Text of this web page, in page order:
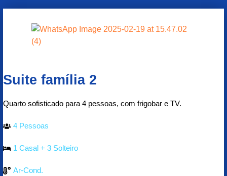
Suite família 2
Quarto sofisticado para 4 pessoas, com frigobar e TV.
4 Pessoas
1 Casal + 3 Solteiro
Ar-Cond.